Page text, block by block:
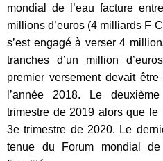
mondial de l’eau facture
millions d’euros (4 milliards F
s’est engagé à verser 4
tranches d’un million
premier versement devait
l’année 2018. Le
trimestre de 2019 alors que le
3e trimestre de 2020. Le
tenue du Forum mondial